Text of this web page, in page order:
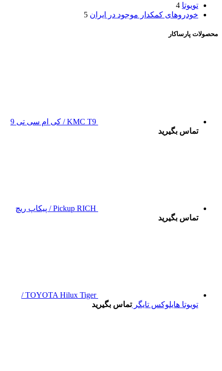
تویوتا 4
خودروهای کمکدار موجود در ایران 5
محصولات پارساکار
KMC T9 / کی ام سی تی 9
تماس بگیرید
Pickup RICH / پیکاپ ریچ
تماس بگیرید
TOYOTA Hilux Tiger /
تویوتا هایلوکس تایگرتماس بگیرید